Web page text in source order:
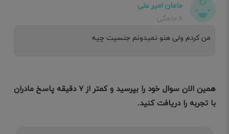
مامان امیر علی
۶ ماهگی
من کردم ولی هنو نمیدونم جنسیت چیه
همین الان سوال خود را بپرسید و کمتر از ۷ دقیقه پاسخ مادران
با تجربه را دریافت کنید.